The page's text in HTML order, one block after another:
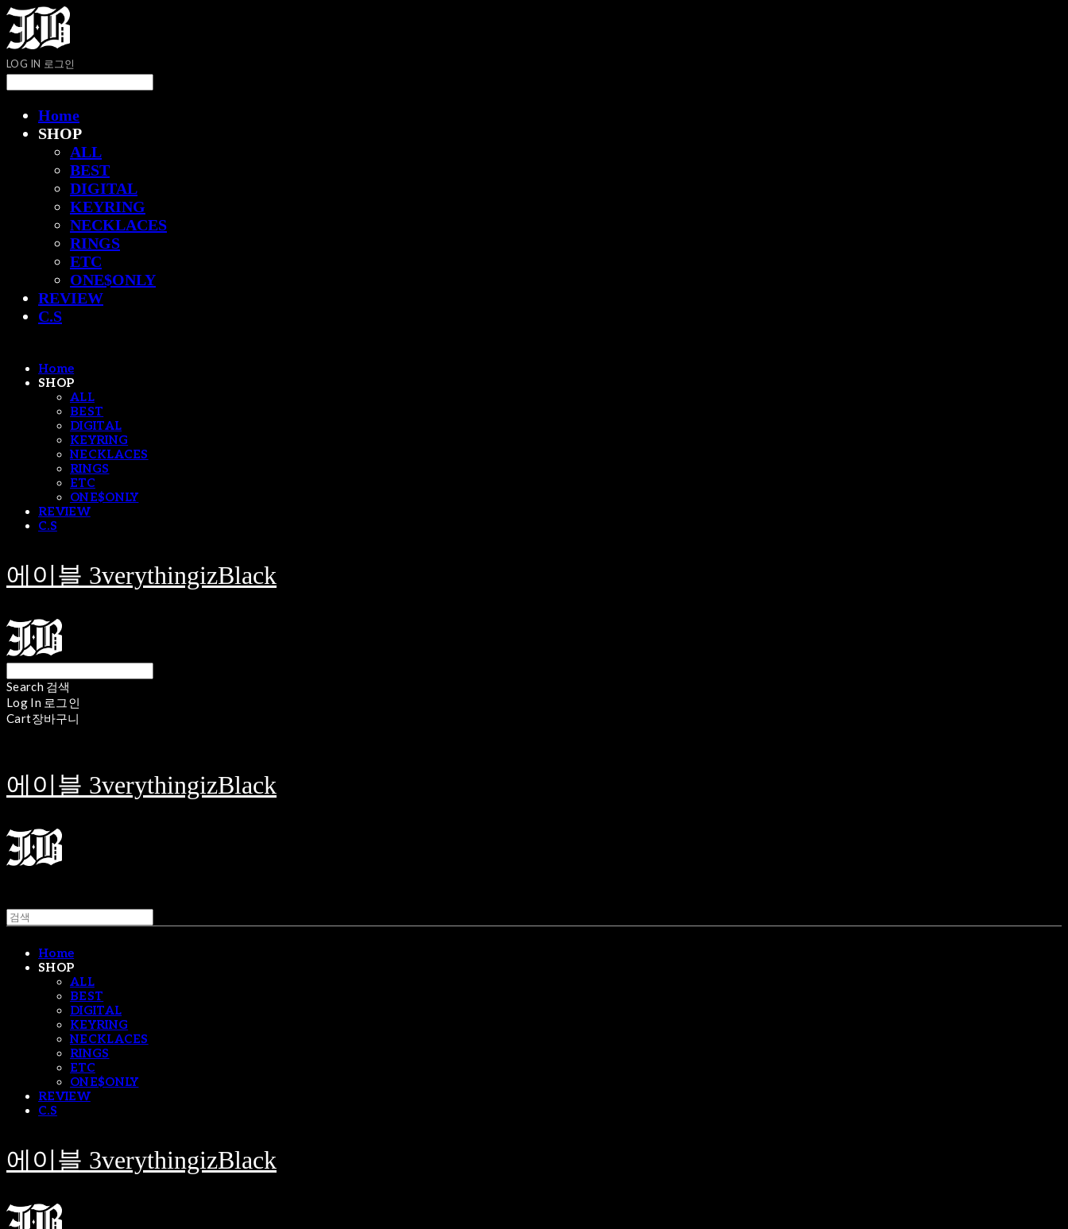
LOG IN 로그인
Home
SHOP
ALL
BEST
DIGITAL
KEYRING
NECKLACES
RINGS
ETC
ONE$ONLY
REVIEW
C.S
Home
SHOP
ALL
BEST
DIGITAL
KEYRING
NECKLACES
RINGS
ETC
ONE$ONLY
REVIEW
C.S
에이블 3verythingizBlack
Search 검색
Log In 로그인
Cart장바구니
에이블 3verythingizBlack
Home
SHOP
ALL
BEST
DIGITAL
KEYRING
NECKLACES
RINGS
ETC
ONE$ONLY
REVIEW
C.S
에이블 3verythingizBlack